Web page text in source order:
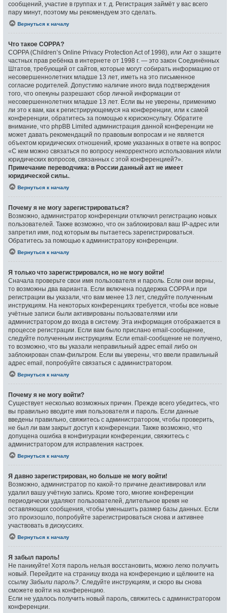
сообщений, участие в группах и т. д. Регистрация займёт у вас всего
пару минут, поэтому мы рекомендуем это сделать.
Вернуться к началу
Что такое COPPA?
COPPA (Children’s Online Privacy Protection Act of 1998), или Акт о защите
частных прав ребёнка в интернете от 1998 г. — это закон Соединённых
Штатов, требующий от сайтов, которые могут собирать информацию от
несовершеннолетних младше 13 лет, иметь на это письменное
согласие родителей. Допустимо наличие иного вида подтверждения
того, что опекуны разрешают сбор личной информации от
несовершеннолетних младше 13 лет. Если вы не уверены, применимо
ли это к вам, как к регистрирующемуся на конференции, или к самой
конференции, обратитесь за помощью к юрисконсульту. Обратите
внимание, что phpBB Limited администрация данной конференции не
может давать рекомендаций по правовым вопросам и не является
объектом юридических отношений, кроме указанных в ответе на вопрос
«С кем можно связаться по вопросу некорректного использования и/или
юридических вопросов, связанных с этой конференцией?».
Примечание переводчика: в России данный акт не имеет
юридической силы..
Вернуться к началу
Почему я не могу зарегистрироваться?
Возможно, администратор конференции отключил регистрацию новых
пользователей. Также возможно, что он заблокировал ваш IP-адрес или
запретил имя, под которым вы пытаетесь зарегистрироваться.
Обратитесь за помощью к администратору конференции.
Вернуться к началу
Я только что зарегистрировался, но не могу войти!
Сначала проверьте свои имя пользователя и пароль. Если они верны,
то возможны два варианта. Если включена поддержка COPPA и при
регистрации вы указали, что вам менее 13 лет, следуйте полученным
инструкциям. На некоторых конференциях требуется, чтобы все новые
учётные записи были активированы пользователями или
администратором до входа в систему. Эта информация отображается в
процессе регистрации. Если вам было прислано email-сообщение,
следуйте полученным инструкциям. Если email-сообщение не получено,
то возможно, что вы указали неправильный адрес email либо он
заблокирован спам-фильтром. Если вы уверены, что ввели правильный
адрес email, попробуйте связаться с администратором.
Вернуться к началу
Почему я не могу войти?
Существует несколько возможных причин. Прежде всего убедитесь, что
вы правильно вводите имя пользователя и пароль. Если данные
введены правильно, свяжитесь с администратором, чтобы проверить,
не был ли вам закрыт доступ к конференции. Также возможно, что
допущена ошибка в конфигурации конференции, свяжитесь с
администратором для исправления настроек.
Вернуться к началу
Я давно зарегистрирован, но больше не могу войти!
Возможно, администратор по какой-то причине деактивировал или
удалил вашу учётную запись. Кроме того, многие конференции
периодически удаляют пользователей, длительное время не
оставляющих сообщения, чтобы уменьшить размер базы данных. Если
это произошло, попробуйте зарегистрироваться снова и активнее
участвовать в дискуссиях.
Вернуться к началу
Я забыл пароль!
Не паникуйте! Хотя пароль нельзя восстановить, можно легко получить
новый. Перейдите на страницу входа на конференцию и щёлкните на
ссылку Забыли пароль?. Следуйте инструкциям, и скоро вы снова
сможете войти на конференцию.
Если не удалось получить новый пароль, свяжитесь с администратором
конференции.